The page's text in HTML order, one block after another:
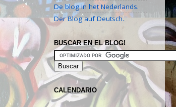
De blog in het Nederlands.
Der Blog auf Deutsch.
BUSCAR EN EL BLOG!
CALENDARIO